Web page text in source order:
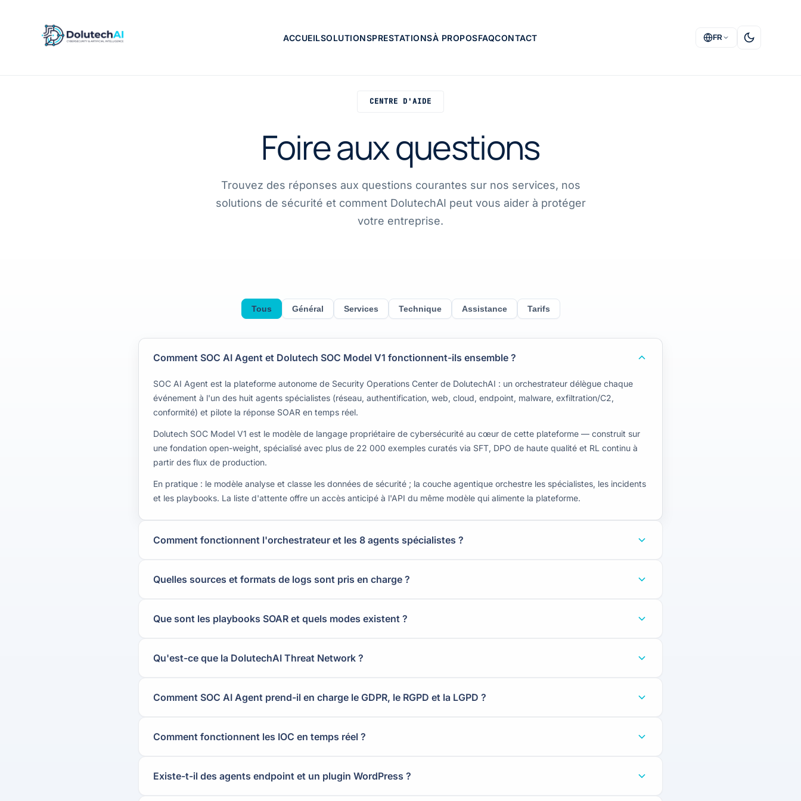
ACCUEILSOLUTIONSPRESTATIONSÀ PROPOSFAQCONTACT FR
CENTRE D'AIDE
Foire aux questions
Trouvez des réponses aux questions courantes sur nos services, nos
solutions de sécurité et comment DolutechAI peut vous aider à protéger
votre entreprise.
Tous Général Services Technique Assistance Tarifs
Comment SOC AI Agent et Dolutech SOC Model V1 fonctionnent-ils ensemble ?
SOC AI Agent est la plateforme autonome de Security Operations Center de DolutechAI : un orchestrateur délègue chaque
événement à l'un des huit agents spécialistes (réseau, authentification, web, cloud, endpoint, malware, exfiltration/C2,
conformité) et pilote la réponse SOAR en temps réel.
Dolutech SOC Model V1 est le modèle de langage propriétaire de cybersécurité au cœur de cette plateforme — construit sur
une fondation open-weight, spécialisé avec plus de 22 000 exemples curatés via SFT, DPO de haute qualité et RL continu à
partir des flux de production.
En pratique : le modèle analyse et classe les données de sécurité ; la couche agentique orchestre les spécialistes, les incidents
et les playbooks. La liste d'attente offre un accès anticipé à l'API du même modèle qui alimente la plateforme.
Comment fonctionnent l'orchestrateur et les 8 agents spécialistes ?
Quelles sources et formats de logs sont pris en charge ?
Que sont les playbooks SOAR et quels modes existent ?
Qu'est-ce que la DolutechAI Threat Network ?
Comment SOC AI Agent prend-il en charge le GDPR, le RGPD et la LGPD ?
Comment fonctionnent les IOC en temps réel ?
Existe-t-il des agents endpoint et un plugin WordPress ?